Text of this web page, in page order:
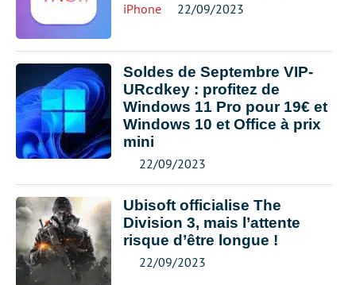
iPhone 22/09/2023
Soldes de Septembre VIP-
URcdkey : profitez de
Windows 11 Pro pour 19€ et
Windows 10 et Office à prix
mini
22/09/2023
Ubisoft officialise The
Division 3, mais l’attente
risque d’être longue !
22/09/2023